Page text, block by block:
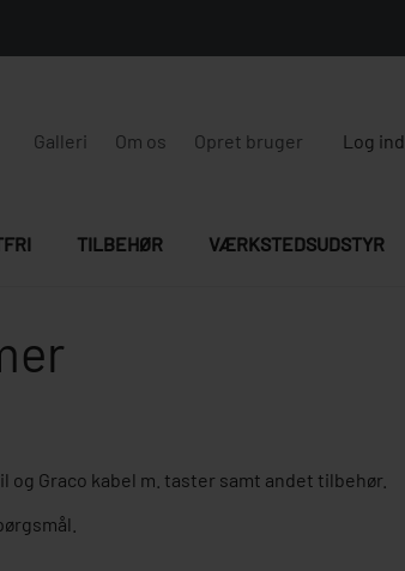
Galleri Om os Opret bruger Log ind
TILBEHØR VÆRKSTEDSUDSTYR
Graco kabel m. taster samt andet tilbehør.